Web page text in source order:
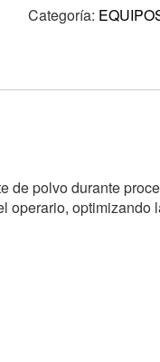
Categoría:
de polvo durante
operario, optimizando